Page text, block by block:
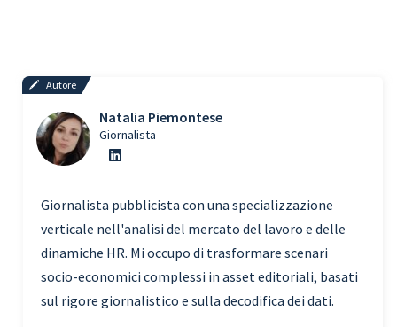
Autore
Natalia Piemontese
Giornalista
Giornalista pubblicista con una specializzazione
verticale nell'analisi del mercato del lavoro e delle
dinamiche HR. Mi occupo di trasformare scenari
socio-economici complessi in asset editoriali, basati
sul rigore giornalistico e sulla decodifica dei dati.